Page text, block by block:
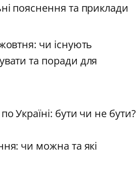
пояснення та приклади
чи існують
та поради для
Україні: бути чи не бути?
чи можна та які